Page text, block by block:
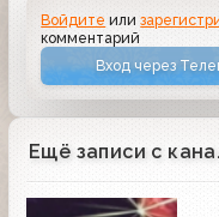
Войдите или
комментарий
Вход через
Ещё записи с